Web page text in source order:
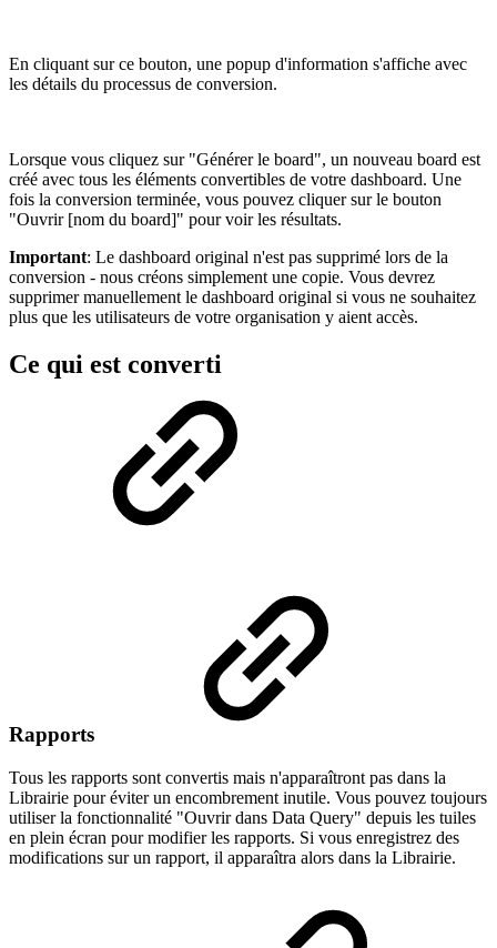
En cliquant sur ce bouton, une popup d'information s'affiche avec
les détails du processus de conversion.
Lorsque vous cliquez sur "Générer le board", un nouveau board est
créé avec tous les éléments convertibles de votre dashboard. Une
fois la conversion terminée, vous pouvez cliquer sur le bouton
"Ouvrir [nom du board]" pour voir les résultats.
Important: Le dashboard original n'est pas supprimé lors de la
conversion - nous créons simplement une copie. Vous devrez
supprimer manuellement le dashboard original si vous ne souhaitez
plus que les utilisateurs de votre organisation y aient accès.
Ce qui est converti
Rapports
Tous les rapports sont convertis mais n'apparaîtront pas dans la
Librairie pour éviter un encombrement inutile. Vous pouvez toujours
utiliser la fonctionnalité "Ouvrir dans Data Query" depuis les tuiles
en plein écran pour modifier les rapports. Si vous enregistrez des
modifications sur un rapport, il apparaîtra alors dans la Librairie.